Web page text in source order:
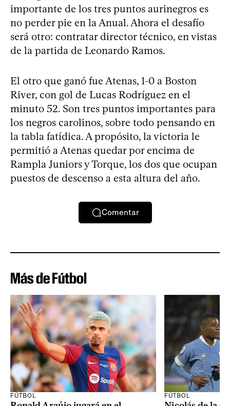
importante de los tres puntos aurinegros es
no perder pie en la Anual. Ahora el desafío
será otro: contratar director técnico, en vistas
de la partida de Leonardo Ramos.
El otro que ganó fue Atenas, 1-0 a Boston
River, con gol de Lucas Rodríguez en el
minuto 52. Son tres puntos importantes para
los negros carolinos, sobre todo pensando en
la tabla fatídica. A propósito, la victoria le
permitió a Atenas quedar por encima de
Rampla Juniors y Torque, los dos que ocupan
puestos de descenso a esta altura del año.
Comentar
Más de Fútbol
FÚTBOL FÚTBOL